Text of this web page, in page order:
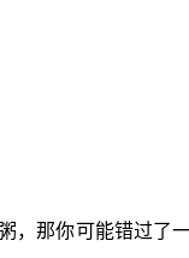
，那你可能错过